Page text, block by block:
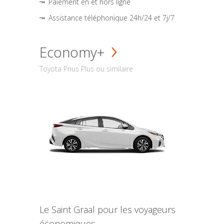
Assistance téléphonique 24h/24 et 7j/7
Economy+
Toyota Prius Plus ou similaire
Le Saint Graal pour les voyageurs